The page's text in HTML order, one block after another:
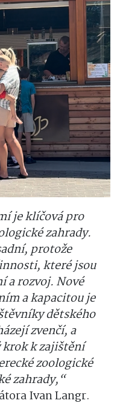
je klíčová pro
zahrady.
protože
které jsou
a rozvoj. Nové
a kapacitou je
dětského
zvenčí, a
k zajištění
zoologické
zahrady,“
Ivan Langr.